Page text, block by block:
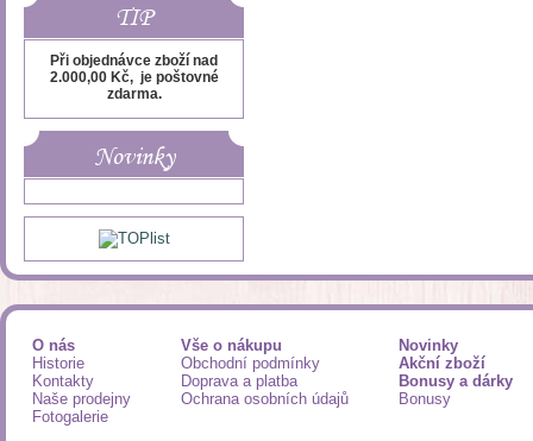
TIP
Při objednávce zboží nad
2.000,00 Kč, je poštovné
zdarma.
Novinky
O nás
Historie
Kontakty
Naše prodejny
Fotogalerie
Vše o nákupu
Obchodní podmínky
Doprava a platba
Ochrana osobních údajů
Novinky
Akční zboží
Bonusy a dárky
Bonusy